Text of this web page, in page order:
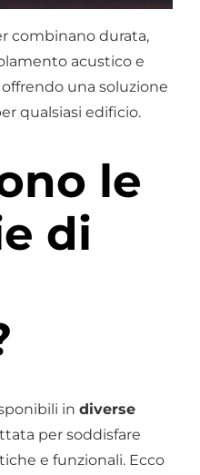
combinano durata,
acustico e
una soluzione
qualsiasi edificio.
le
di
in diverse
per soddisfare
e funzionali. Ecco